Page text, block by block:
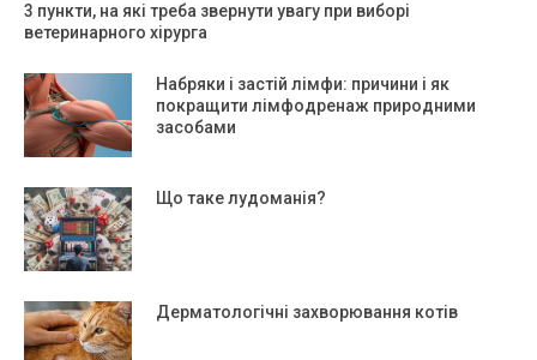
3 пункти, на які треба звернути увагу при виборі
ветеринарного хірурга
Набряки і застій лімфи: причини і як
покращити лімфодренаж природними
засобами
Що таке лудоманія?
Дерматологічні захворювання котів